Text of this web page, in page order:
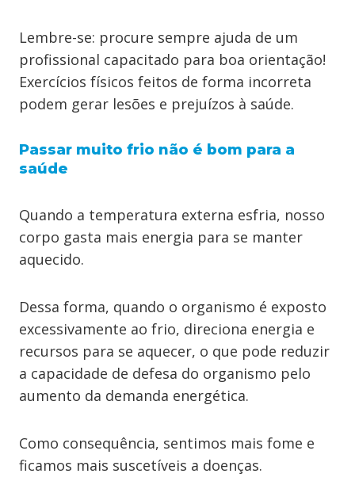
Lembre-se: procure sempre ajuda de um
profissional capacitado para boa orientação!
Exercícios físicos feitos de forma incorreta
podem gerar lesões e prejuízos à saúde.
Passar muito frio não é bom para a
saúde
Quando a temperatura externa esfria, nosso
corpo gasta mais energia para se manter
aquecido.
Dessa forma, quando o organismo é exposto
excessivamente ao frio, direciona energia e
recursos para se aquecer, o que pode reduzir
a capacidade de defesa do organismo pelo
aumento da demanda energética.
Como consequência, sentimos mais fome e
ficamos mais suscetíveis a doenças.